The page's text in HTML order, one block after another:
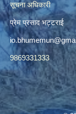
सूचना अधिकारी
प्रेम प्रसाद भट्टराई
9869331333